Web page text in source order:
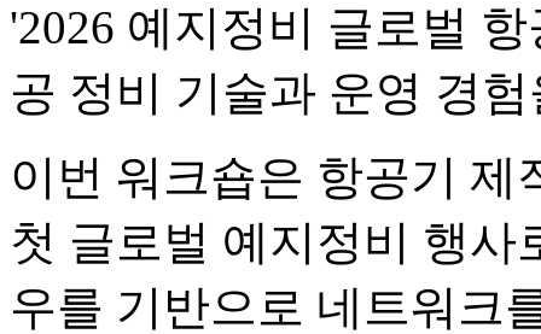
'2026 예지정비 글로벌
공 정비 기술과 운영 경
이번 워크숍은 항공기 제
첫 글로벌 예지정비 행사
우를 기반으로 네트워크